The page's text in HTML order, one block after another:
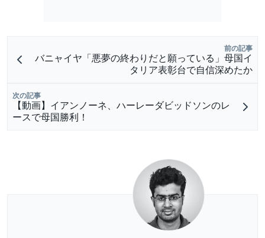
前の記事
バニャイヤ「悪夢の終わりだと願っている」母国イ
タリア表彰台で自信深めたか
次の記事
【動画】イアンノーネ、ハーレーダビッドソンのレ
ースで母国勝利！